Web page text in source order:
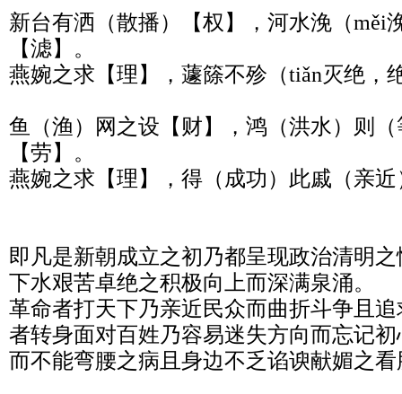
新台有洒（散播）【权】，河水浼（
【滤】。
燕婉之求【理】，蘧篨不殄（tiǎn灭绝，
鱼（渔）网之设【财】，鸿（洪水）则
【劳】。
燕婉之求【理】，得（成功）此戚（亲
即凡是新朝成立之初乃都呈现政治清明
下水艰苦卓绝之积极向上而深满泉涌。
革命者打天下乃亲近民众而曲折斗争且
者转身面对百姓乃容易迷失方向而忘记
而不能弯腰之病且身边不乏谄谀献媚之